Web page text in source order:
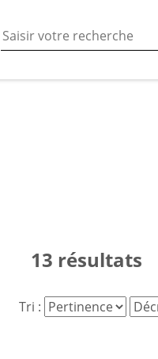
acceptez
les réseaux sociaux.
13 résultats
Tri :